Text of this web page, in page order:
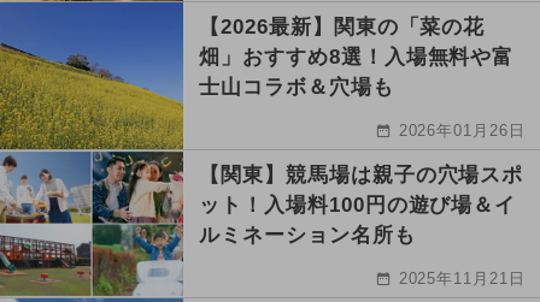
【2026最新】関東の「菜の花
畑」おすすめ8選！入場無料や富
士山コラボ＆穴場も
2026年01月26日
【関東】競馬場は親子の穴場スポ
ット！入場料100円の遊び場＆イ
ルミネーション名所も
2025年11月21日